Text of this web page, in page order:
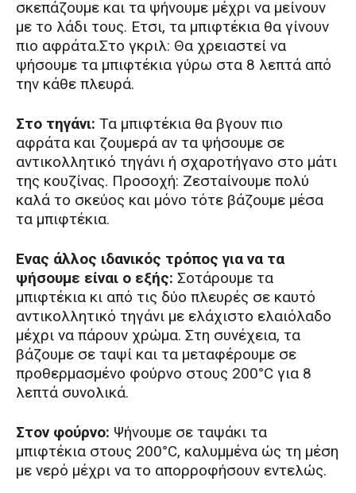
σκεπάζουμε και τα ψήνουμε μέχρι να μείνουν
με το λάδι τους. Ετσι, τα μπιφτέκια θα γίνουν
πιο αφράτα.Στο γκριλ: Θα χρειαστεί να
ψήσουμε τα μπιφτέκια γύρω στα 8 λεπτά από
την κάθε πλευρά.
Στο τηγάνι: Τα μπιφτέκια θα βγουν πιο
αφράτα και ζουμερά αν τα ψήσουμε σε
αντικολλητικό τηγάνι ή σχαροτήγανο στο μάτι
της κουζίνας. Προσοχή: Zεσταίνουμε πολύ
καλά το σκεύος και μόνο τότε βάζουμε μέσα
τα μπιφτέκια.
Ενας άλλος ιδανικός τρόπος για να τα
ψήσουμε είναι ο εξής: Σοτάρουμε τα
μπιφτέκια κι από τις δύο πλευρές σε καυτό
αντικολλητικό τηγάνι με ελάχιστο ελαιόλαδο
μέχρι να πάρουν χρώμα. Στη συνέχεια, τα
βάζουμε σε ταψί και τα μεταφέρουμε σε
προθερμασμένο φούρνο στους 200°C για 8
λεπτά συνολικά.
Στον φούρνο: Ψήνουμε σε ταψάκι τα
μπιφτέκια στους 200°C, καλυμμένα ώς τη μέση
με νερό μέχρι να το απορροφήσουν εντελώς.